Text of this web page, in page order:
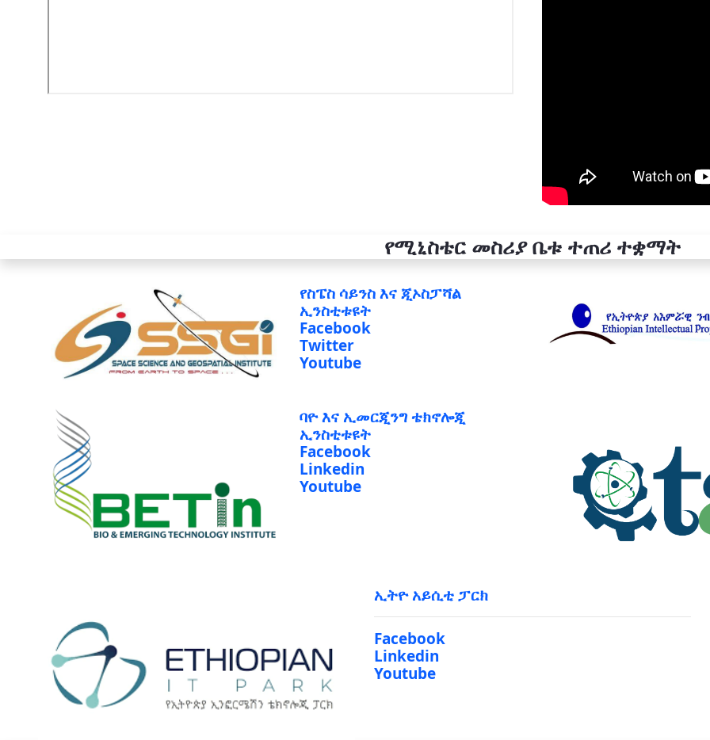
የሚኒስቴር መስሪያ ቤቱ ተጠሪ ተቋማት
የስፔስ ሳይንስ እና ጂኦስፓሻል
ኢንስቲቱዩት
Facebook
Twitter
Youtube
ባዮ እና ኢመርጂንግ ቴክኖሎጂ
ኢንስቲቱዩት
Facebook
Linkedin
Youtube
ኢትዮ አይሲቲ ፓርክ
Facebook
Linkedin
Youtube